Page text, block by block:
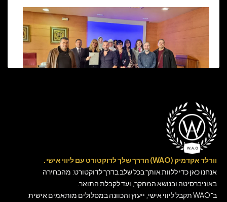
וורלד אקדמיק (WAO) הדרך שלך לדוקטורט עם ליווי אישי.
אנחנו כאן כדי ללוות אותך בכל שלב בדרך לדוקטורט: מהבחירה
באוניברסיטה ובנושא המחקר, ועד לקבלת התואר.
ב־WAO תקבל ליווי אישי, ייעוץ והכוונה במסלולים מותאמים אישית